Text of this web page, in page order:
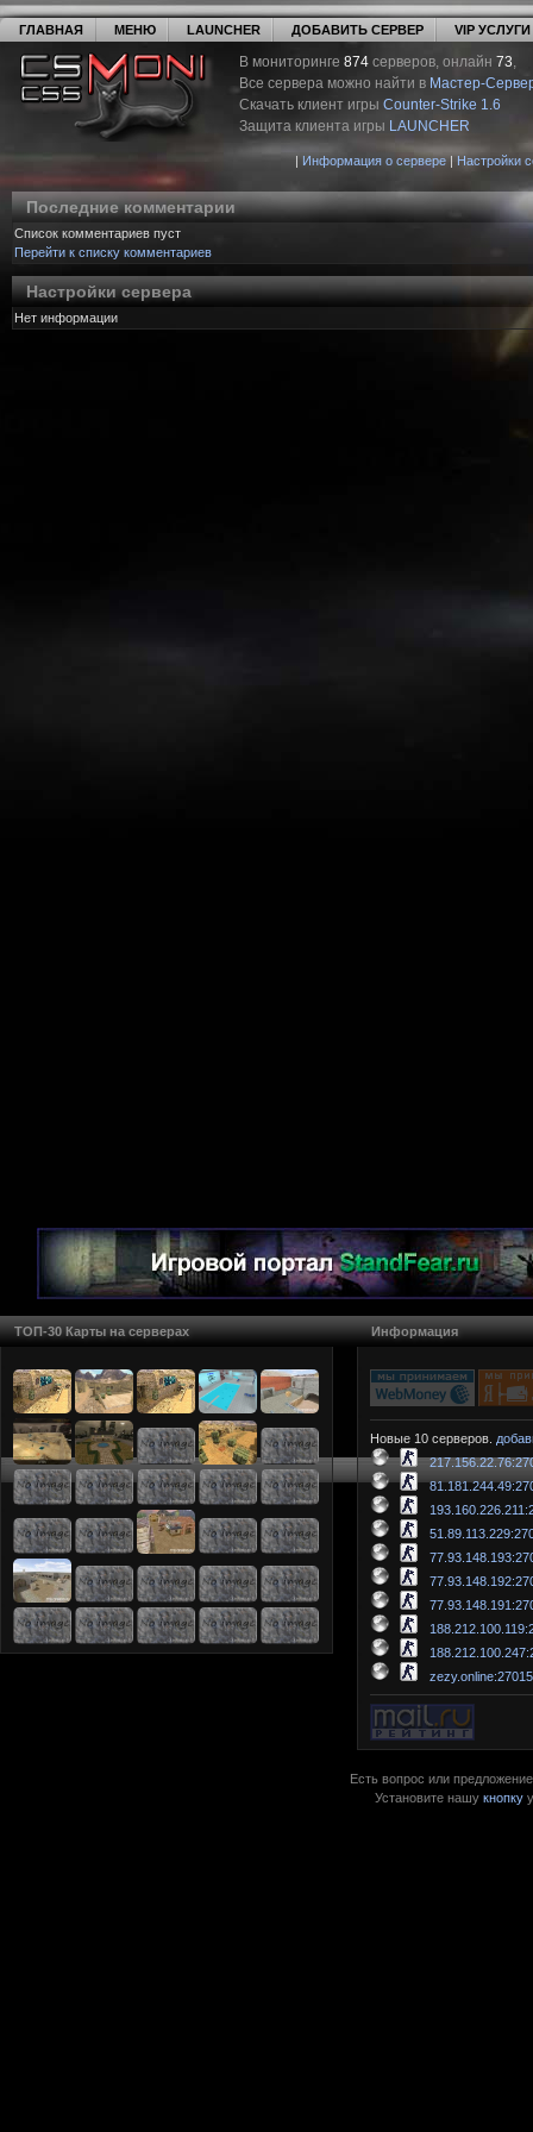
ГЛАВНАЯ МЕНЮ LAUNCHER ДОБАВИТЬ СЕРВЕР VIP УСЛУГИ
В мониторинге 874 серверов, онлайн 73,
Все сервера можно найти в Мастер-
Скачать клиент игры Counter-Strike 1.6
Защита клиента игры LAUNCHER
| Информация о сервере| Настройки
Последние комментарии
Список комментариев пуст
Перейти к списку комментариев
Настройки сервера
Нет информации
ТОП-30 Карты на серверах Информация
Новые 10 серверов.
Есть вопрос или
Установите нашукнопку